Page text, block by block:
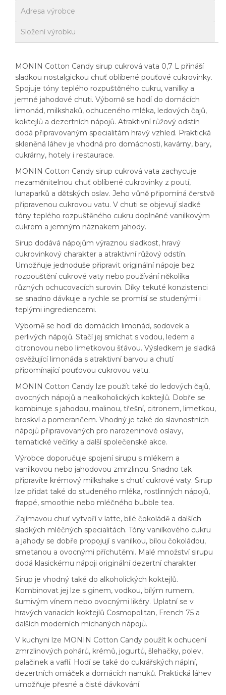
Adresa výrobce
Složení výrobku
MONIN Cotton Candy sirup cukrová vata 0,7 L přináší
sladkou nostalgickou chuť oblíbené pouťové cukrovinky.
Spojuje tóny teplého rozpuštěného cukru, vanilky a
jemné jahodové chuti. Výborně se hodí do domácích
limonád, milkshaků, ochuceného mléka, ledových čajů,
koktejlů a dezertních nápojů. Atraktivní růžový odstín
dodá připravovaným specialitám hravý vzhled. Praktická
skleněná láhev je vhodná pro domácnosti, kavárny, bary,
cukrárny, hotely i restaurace.
MONIN Cotton Candy sirup cukrová vata zachycuje
nezaměnitelnou chuť oblíbené cukrovinky z poutí,
lunaparků a dětských oslav. Jeho vůně připomíná čerstvě
připravenou cukrovou vatu. V chuti se objevují sladké
tóny teplého rozpuštěného cukru doplněné vanilkovým
cukrem a jemným náznakem jahody.
Sirup dodává nápojům výraznou sladkost, hravý
cukrovinkový charakter a atraktivní růžový odstín.
Umožňuje jednoduše připravit originální nápoje bez
rozpouštění cukrové vaty nebo používání několika
různých ochucovacích surovin. Díky tekuté konzistenci
se snadno dávkuje a rychle se promísí se studenými i
teplými ingrediencemi.
Výborně se hodí do domácích limonád, sodovek a
perlivých nápojů. Stačí jej smíchat s vodou, ledem a
citronovou nebo limetkovou šťávou. Výsledkem je sladká
osvěžující limonáda s atraktivní barvou a chutí
připomínající pouťovou cukrovou vatu.
MONIN Cotton Candy lze použít také do ledových čajů,
ovocných nápojů a nealkoholických koktejlů. Dobře se
kombinuje s jahodou, malinou, třešní, citronem, limetkou,
broskví a pomerančem. Vhodný je také do slavnostních
nápojů připravovaných pro narozeninové oslavy,
tematické večírky a další společenské akce.
Výrobce doporučuje spojení sirupu s mlékem a
vanilkovou nebo jahodovou zmrzlinou. Snadno tak
připravíte krémový milkshake s chutí cukrové vaty. Sirup
lze přidat také do studeného mléka, rostlinných nápojů,
frappé, smoothie nebo mléčného bubble tea.
Zajímavou chuť vytvoří v latte, bílé čokoládě a dalších
sladkých mléčných specialitách. Tóny vanilkového cukru
a jahody se dobře propojují s vanilkou, bílou čokoládou,
smetanou a ovocnými příchutěmi. Malé množství sirupu
dodá klasickému nápoji originální dezertní charakter.
Sirup je vhodný také do alkoholických koktejlů.
Kombinovat jej lze s ginem, vodkou, bílým rumem,
šumivým vínem nebo ovocnými likéry. Uplatní se v
hravých variacích koktejlů Cosmopolitan, French 75 a
dalších moderních míchaných nápojů.
V kuchyni lze MONIN Cotton Candy použít k ochucení
zmrzlinových pohárů, krémů, jogurtů, šlehačky, polev,
palačinek a vaflí. Hodí se také do cukrářských náplní,
dezertních omáček a domácích nanuků. Praktická láhev
umožňuje přesné a čisté dávkování.